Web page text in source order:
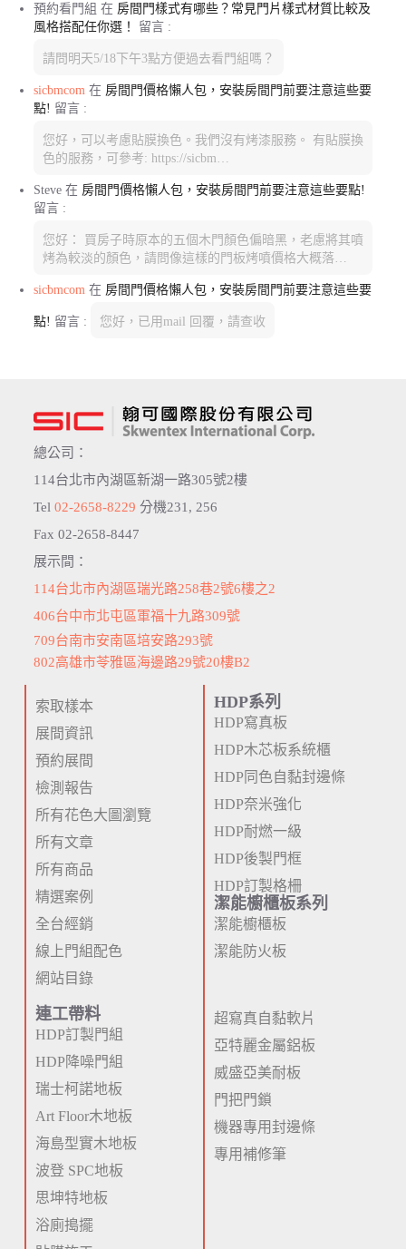
預約看門組 在 房間門樣式有哪些？常見門片樣式材質比較及
風格搭配任你選！
留言 :
請問明天5/18下午3點方便過去看門組嗎？
sicbmcom 在 房間門價格懶人包，安裝房間門前要注意這些要
點! 留言 :
您好，可以考慮貼膜換色。我們沒有烤漆服務。 有貼膜換
色的服務，可參考: https://sicbm…
Steve 在 房間門價格懶人包，安裝房間門前要注意這些要點!
留言 :
您好： 買房子時原本的五個木門顏色偏暗黑，老慮將其噴
烤為較淡的顏色，請問像這樣的門板烤噴價格大概落…
sicbmcom 在 房間門價格懶人包，安裝房間門前要注意這些要
點! 留言 : 您好，已用mail 回覆，請查收
總公司：
114台北市內湖區新湖一路305號2樓
Tel 02-2658-8229 分機231, 256
Fax 02-2658-8447
展示間：
114台北市內湖區瑞光路258巷2號6樓之2
406台中市北屯區軍福十九路309號
709台南市安南區培安路293號
802高雄市苓雅區海邊路29號20樓B2
索取樣本
展間資訊
預約展間
檢測報告
所有花色大圖瀏覽
所有文章
所有商品
精選案例
全台經銷
線上門組配色
網站目錄
HDP系列
HDP寫真板
HDP木芯板系統櫃
HDP同色自黏封邊條
HDP奈米強化
HDP耐燃一級
HDP後製門框
HDP訂製格柵
潔能櫥櫃板系列
潔能櫥櫃板
潔能防火板
連工帶料
HDP訂製門組
HDP降噪門組
瑞士柯諾地板
Art Floor木地板
海島型實木地板
波登 SPC地板
思坤特地板
浴廁搗擺
超寫真自黏軟片
亞特麗金屬鋁板
威盛亞美耐板
門把門鎖
機器專用封邊條
專用補修筆